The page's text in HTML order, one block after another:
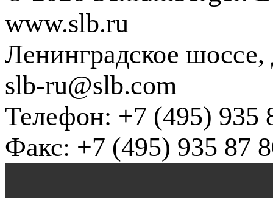
www.slb.ru
Ленинградское
slb-ru@slb.com
Телефон: +7 (495) 935
Факс: +7 (495) 935 87